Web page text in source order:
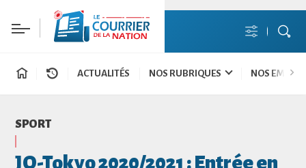
ACTUALITÉS NOS RUBRIQUES NOS
SPORT
JO-Tokyo 2020/2021 : Entrée en